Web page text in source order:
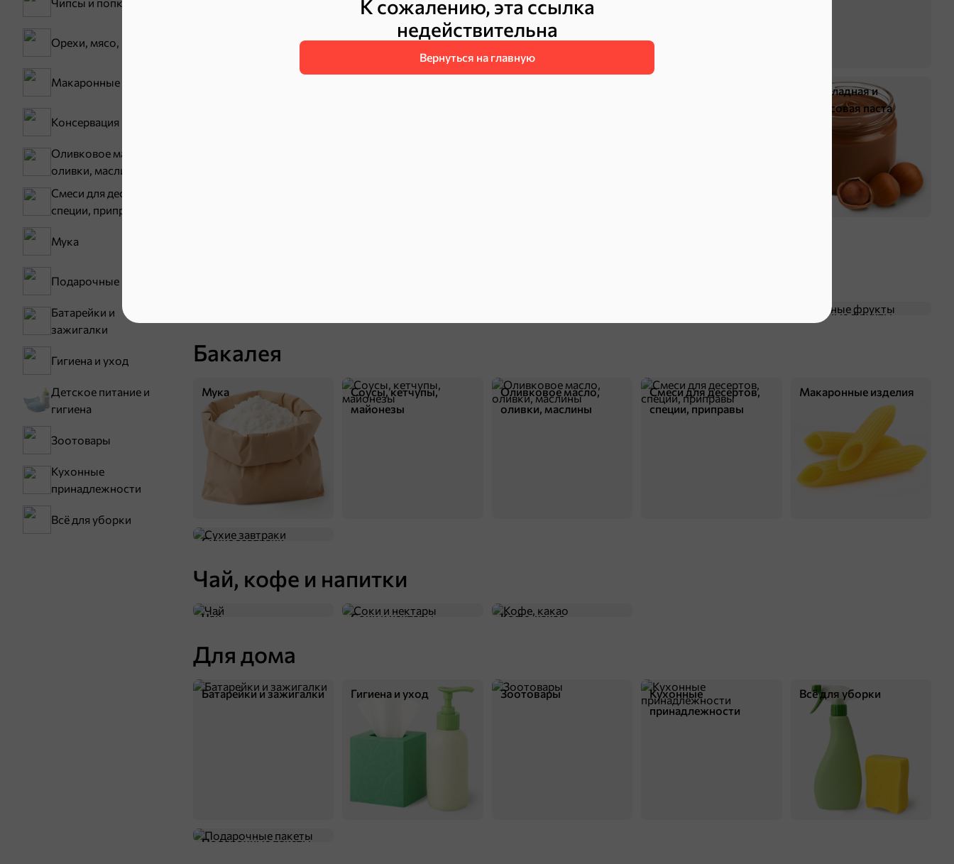
К сожалению, эта ссылка
недействительна
Вернуться на главную
Орехи, мясо, рыба
Макаронные изделия
Консервация
Оливковое масло,
оливки, маслины
Смеси для десертов,
специи, приправы
Мука
Подарочные пакеты
Батарейки и
зажигалки
Гигиена и уход
Детское питание и
гигиена
Зоотовары
Кухонные
принадлежности
Всё для уборки
Шоколадная и
арахисовая паста
Сушеные фрукты
Бакалея
Мука
Соусы, кетчупы,
майонезы
Оливковое масло,
оливки, маслины
Смеси для десертов,
специи, приправы
Макаронные изделия
Сухие завтраки
Чай, кофе и напитки
Чай Соки и нектары Кофе, какао
Для дома
Батарейки и зажигалки Гигиена и уход Зоотовары
Кухонные
принадлежности
Всё для уборки
Подарочные пакеты